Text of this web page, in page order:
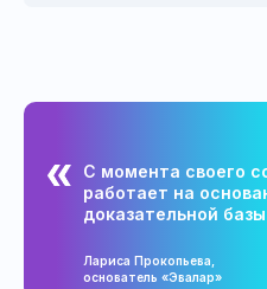
С момента своего
работает на
доказательной базы
Лариса Прокопьева,
основатель «Эвалар»